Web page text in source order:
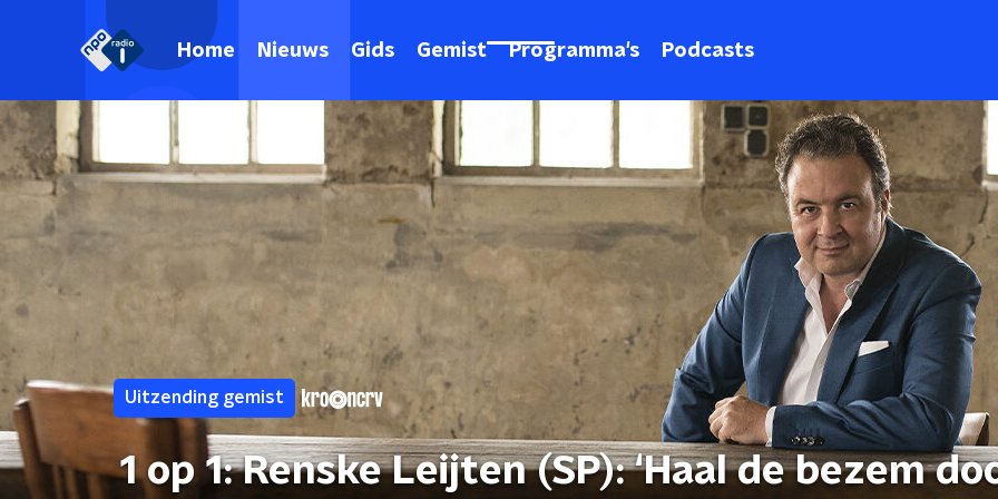
Home Nieuws Gids Gemist Programma's Podcasts
Uitzending gemist
1 op 1: Renske Leijten (SP): ‘Haal de bezem